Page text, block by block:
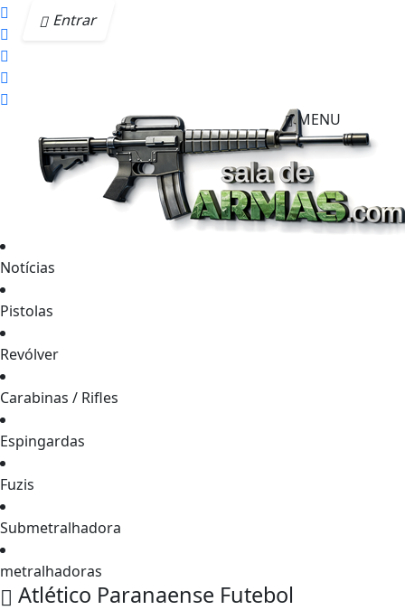
Entrar
MENU
Notícias
Pistolas
Revólver
Carabinas / Rifles
Espingardas
Fuzis
Submetralhadora
metralhadoras
Atlético Paranaense Futebol